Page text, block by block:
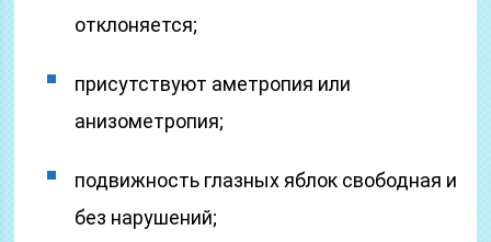
отклоняется;
присутствуют аметропия или
анизометропия;
подвижность глазных яблок свободная и
без нарушений;